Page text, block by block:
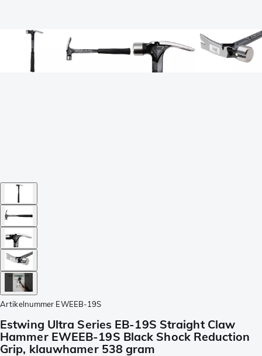
Artikelnummer EWEEB-19S
Estwing Ultra Series EB-19S Straight Claw
Hammer EWEEB-19S Black Shock Reduction
Grip, klauwhamer 538 gram